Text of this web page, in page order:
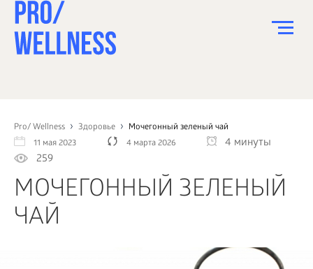
Pro/ Wellness Здоровье
Мочегонный зеленый чай
11 мая 2023
4 марта 2026
4 минуты
259
МОЧЕГОННЫЙ ЗЕЛЕНЫЙ
ЧАЙ
СПОРТ
ЗДОРОВЬЕ
КРАСОТА
ПСИХОЛОГИЯ